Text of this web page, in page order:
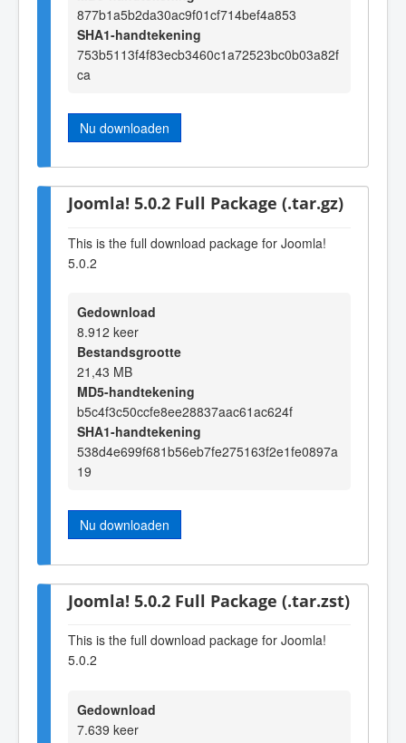
877b1a5b2da30ac9f01cf714bef4a853
SHA1-handtekening
753b5113f4f83ecb3460c1a72523bc0b03a82f
ca
Nu downloaden
Joomla! 5.0.2 Full Package (.tar.gz)
This is the full download package for Joomla!
5.0.2
Gedownload
8.912 keer
Bestandsgrootte
21,43 MB
MD5-handtekening
b5c4f3c50ccfe8ee28837aac61ac624f
SHA1-handtekening
538d4e699f681b56eb7fe275163f2e1fe0897a
19
Nu downloaden
Joomla! 5.0.2 Full Package (.tar.zst)
This is the full download package for Joomla!
5.0.2
Gedownload
7.639 keer